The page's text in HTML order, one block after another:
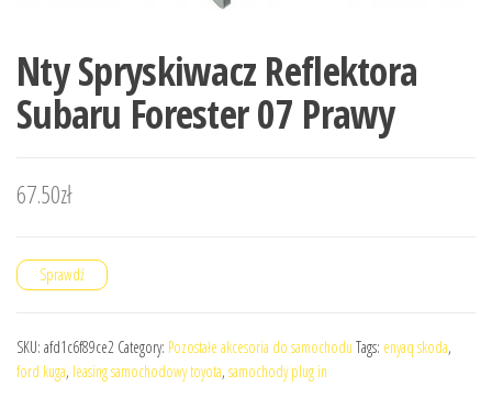
Nty Spryskiwacz Reflektora
Subaru Forester 07 Prawy
67.50zł
Sprawdź
SKU: afd1c6f89ce2 Category: Pozostałe akcesoria do samochodu Tags: enyaq skoda,
ford kuga, leasing samochodowy toyota, samochody plug in